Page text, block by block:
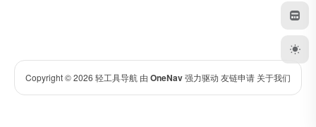
Copyright © 2026 轻工具导航 由 OneNav强力驱动 友链申请 关于我们